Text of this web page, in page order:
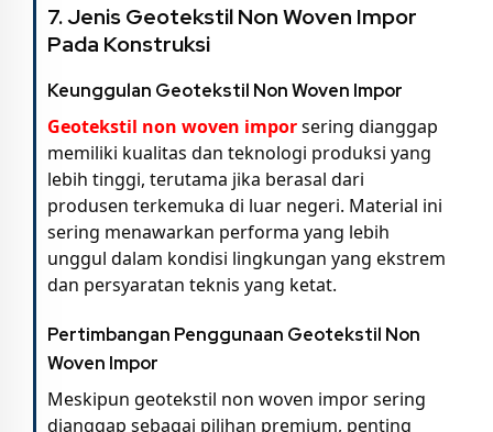
7. Jenis Geotekstil Non Woven Impor
Pada Konstruksi
Keunggulan Geotekstil Non Woven Impor
Geotekstil non woven imporsering dianggap
memiliki kualitas dan teknologi produksi yang
lebih tinggi, terutama jika berasal dari
produsen terkemuka di luar negeri. Material ini
sering menawarkan performa yang lebih
unggul dalam kondisi lingkungan yang ekstrem
dan persyaratan teknis yang ketat.
Pertimbangan Penggunaan Geotekstil Non
Woven Impor
Meskipun geotekstil non woven impor sering
dianggap sebagai pilihan premium, penting